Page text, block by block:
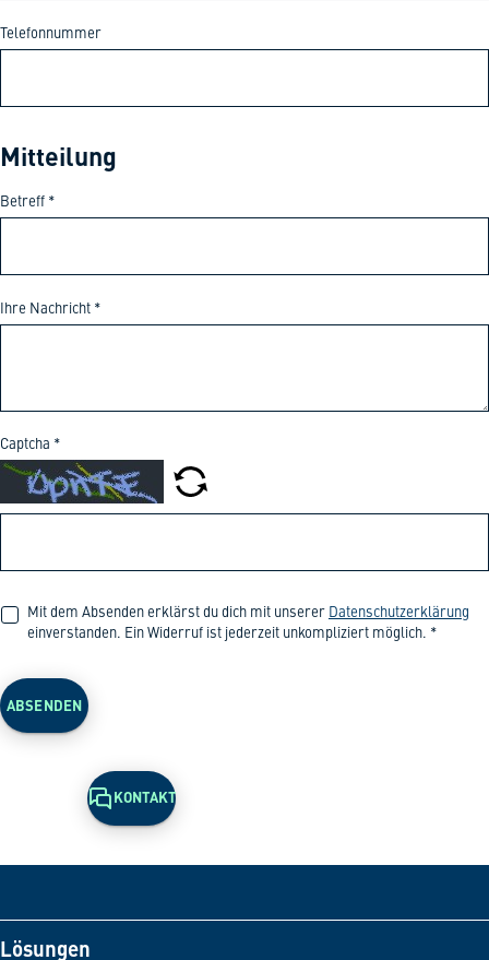
Telefonnummer
Mitteilung
Betreff *
Ihre Nachricht *
Captcha *
Mit dem Absenden erklärst du dich mit unserer Datenschutzerklärung
einverstanden. Ein Widerruf ist jederzeit unkompliziert möglich. *
ABSENDEN
KONTAKT
Lösungen